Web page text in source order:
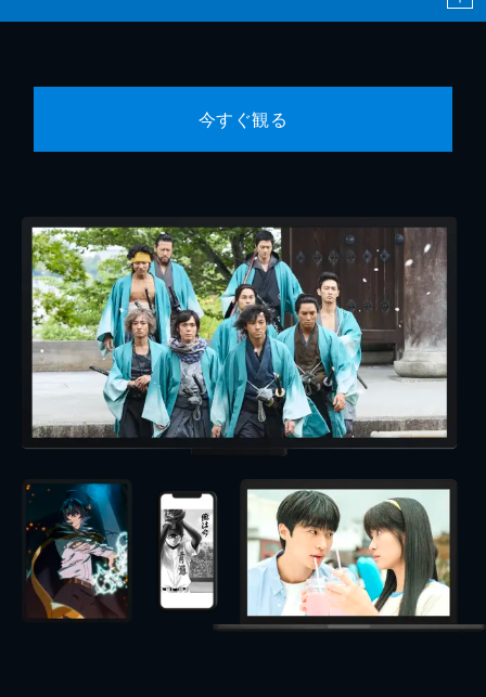
今すぐ観る